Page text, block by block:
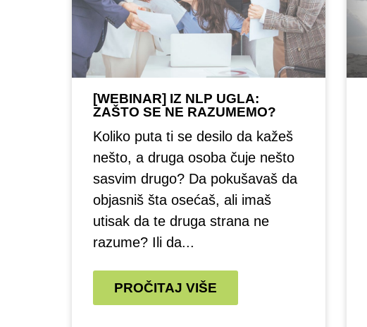
[WEBINAR] IZ NLP UGLA:
ZAŠTO SE NE RAZUMEMO?
Koliko puta ti se desilo da kažeš
nešto, a druga osoba čuje nešto
sasvim drugo? Da pokušavaš da
objasniš šta osećaš, ali imaš
utisak da te druga strana ne
razume? Ili da...
PROČITAJ VIŠE